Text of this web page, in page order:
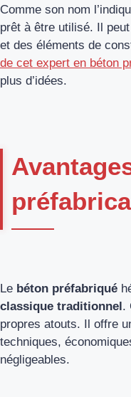
Comme son nom
prêt à être utilisé. Il
et des éléments de
de cet expert en béton
plus d’idées.
Le béton préfabriqué
classique traditionnel.
propres atouts. Il offre
techniques,
négligeables.